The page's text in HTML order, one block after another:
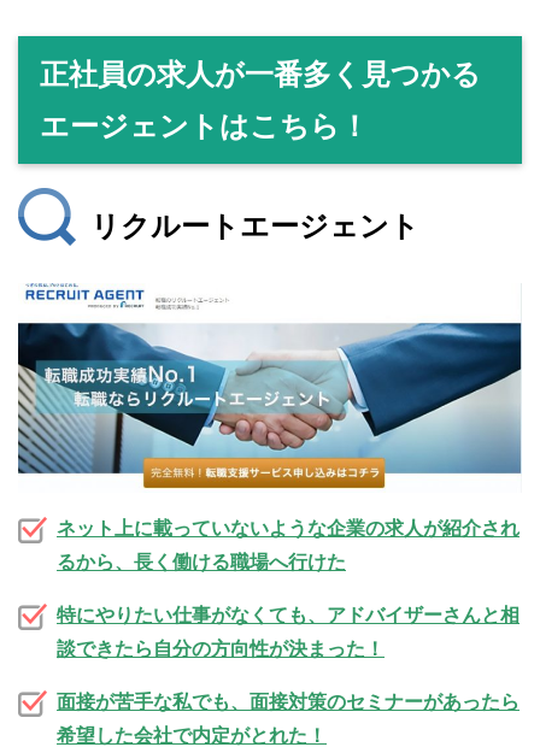
正社員の求人が一番多く見つかる
エージェントはこちら！
リクルートエージェント
ネット上に載っていないような企業の求人が紹介され
るから、長く働ける職場へ行けた
特にやりたい仕事がなくても、アドバイザーさんと相
談できたら自分の方向性が決まった！
面接が苦手な私でも、面接対策のセミナーがあったら
希望した会社で内定がとれた！